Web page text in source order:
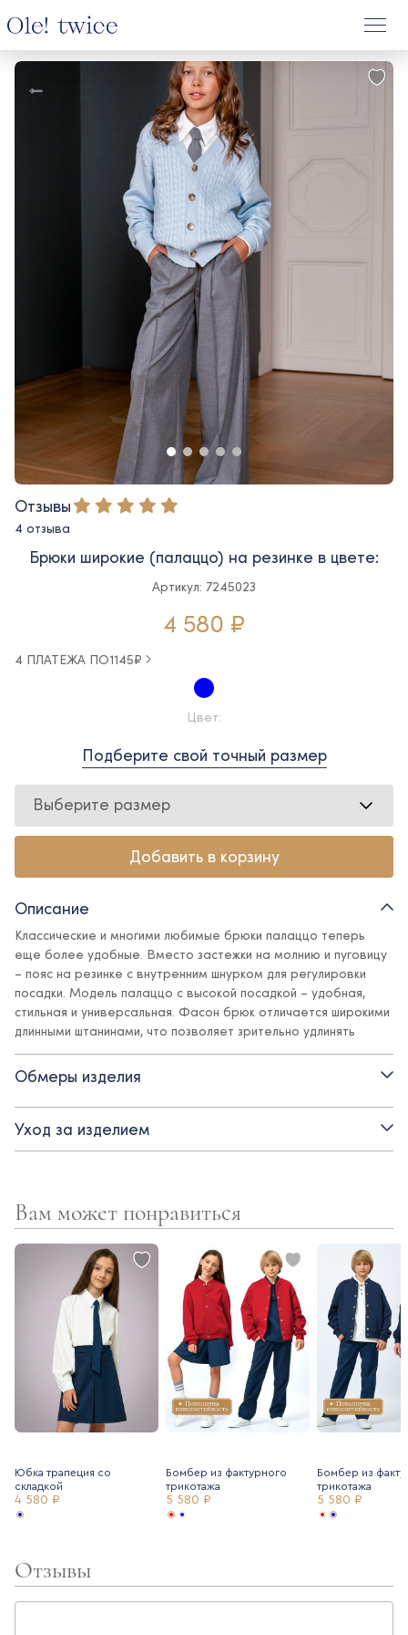
Отзывы
4 отзыва
Брюки широкие (палаццо) на резинке в цвете:
Артикул: 7245023
4 580 ₽
4 ПЛАТЕЖА ПО1145₽
Цвет:
Подберите свой точный размер
Выберите размер
Добавить в корзину
Описание
Классические и многими любимые брюки палаццо теперь
еще более удобные. Вместо застежки на молнию и пуговицу
– пояс на резинке с внутренним шнурком для регулировки
посадки. Модель палаццо с высокой посадкой – удобная,
стильная и универсальная. Фасон брюк отличается широкими
длинными штанинами, что позволяет зрительно удлинять
силуэт. Свободный крой модели не стесняет движений во
время ходьбы, придавая изящность и легкость образу. Брюки
станут отличной школьной базой, они идеально сочетаются с
блузами, жилетами, жакетами и бомберами Ole!twice.
- пояс на резинке
- брюки выполнены из поливискозной ткани средней
плотности, подходящей для любого времени года, красивой и
износостойкой.
Обмеры изделия
Уход за изделием
Вам может понравиться
Юбка трапеция со
складкой
4 580 ₽
Бомбер из фактурного
трикотажа
5 580 ₽
Бомбер из
трикотажа
5 580 ₽
Отзывы